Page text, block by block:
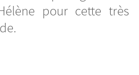
pour cette très